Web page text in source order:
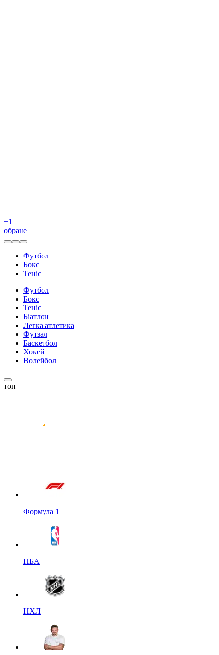
+1
обране
Футбол
Бокс
Теніс
Футбол
Бокс
Теніс
Біатлон
Легка атлетика
Футзал
Баскетбол
Хокей
Волейбол
топ
Формула 1
НБА
НХЛ